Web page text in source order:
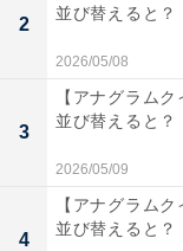
2
並び替えると？
2026/05/08
3
【アナグラム
並び替えると？
2026/05/09
4
【アナグラム
並び替えると？